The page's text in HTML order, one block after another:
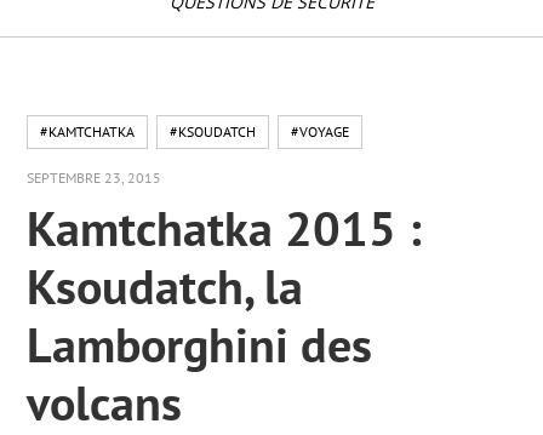
#KAMTCHATKA #KSOUDATCH #VOYAGE
SEPTEMBRE 23, 2015
Kamtchatka 2015 :
Ksoudatch, la
Lamborghini des
volcans